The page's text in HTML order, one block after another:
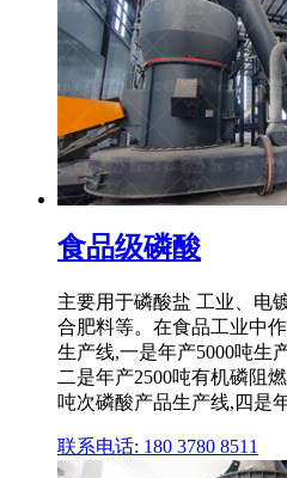
食品级磷酸
主要用于磷酸盐 工业、电
合肥料等。在食品工业中
生产线,一是年产5000吨生
二是年产2500吨有机磷阻
吨次磷酸产品生产线,四是
联系电话: 180 3780 8511